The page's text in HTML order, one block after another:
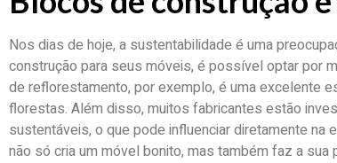
Nos dias de hoje, a sustentabilidade é uma
construção para seus móveis, é possível optar por
de reflorestamento, por exemplo, é uma excelente
florestas. Além disso, muitos fabricantes estão
sustentáveis, o que pode influenciar diretamente
não só cria um móvel bonito, mas também faz a sua